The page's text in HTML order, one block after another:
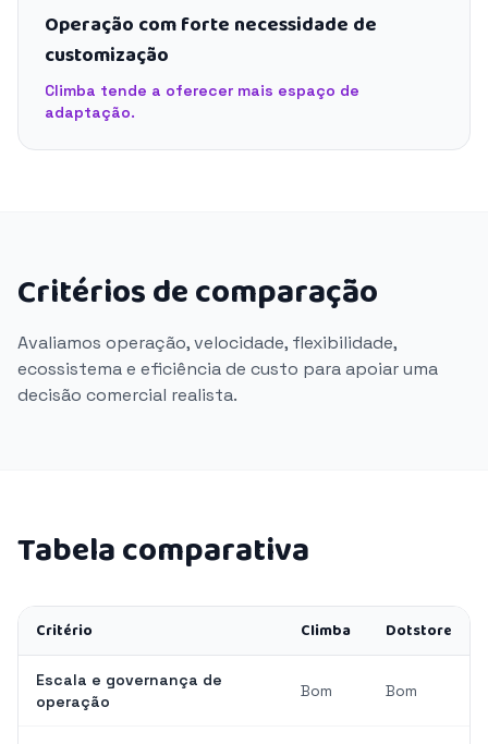
Operação com forte necessidade de
customização
Climba tende a oferecer mais espaço de
adaptação.
Critérios de comparação
Avaliamos operação, velocidade, flexibilidade,
ecossistema e eficiência de custo para apoiar uma
decisão comercial realista.
Tabela comparativa
Critério Climba Dotstore
Escala e governança de
operação
Bom Bom